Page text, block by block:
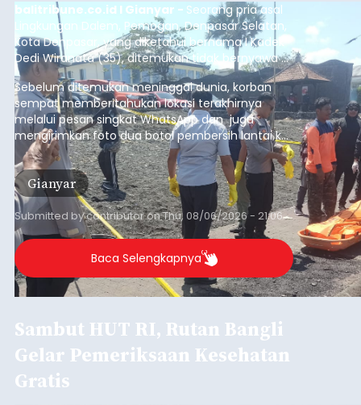
balitribune.co.id I Gianyar - Seorang pria asal
Lingkungan Dalem, Pemogan, Denpasar Selatan,
Kota Denpasar, yang diketahui bernama I Kadek
Dedi Wiranata (35), ditemukan tidak bernyawa di
pesisir Pantai Purnama, Sukawati.
Sebelum ditemukan meninggal dunia, korban
sempat memberitahukan lokasi terakhirnya
melalui pesan singkat WhatsApp dan juga
mengirimkan foto dua botol pembersih lantai ke
istrinya.
Gianyar
Submitted bycontributoronThu, 08/06/2026 - 21:06
Baca Selengkapnya
Sambut HUT RI, Rutan Bangli
Gelar Pemeriksaan Kesehatan
Gratis